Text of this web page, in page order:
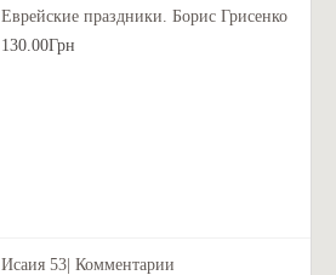
Еврейские праздники. Борис Грисенко
130.00Грн
Исаия 53| Комментарии